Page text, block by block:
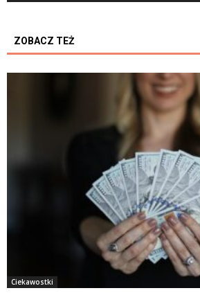
ZOBACZ TEŻ
Ciekawostki